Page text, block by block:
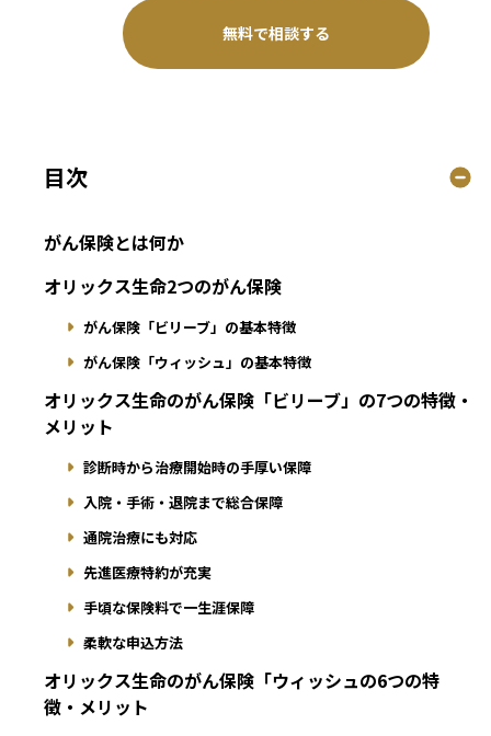
無料で相談する
目次
がん保険とは何か
オリックス生命2つのがん保険
がん保険「ビリーブ」の基本特徴
がん保険「ウィッシュ」の基本特徴
オリックス生命のがん保険「ビリーブ」の7つの特徴・
メリット
診断時から治療開始時の手厚い保障
入院・手術・退院まで総合保障
通院治療にも対応
先進医療特約が充実
手頃な保険料で一生涯保障
柔軟な申込方法
オリックス生命のがん保険「ウィッシュの6つの特
徴・メリット